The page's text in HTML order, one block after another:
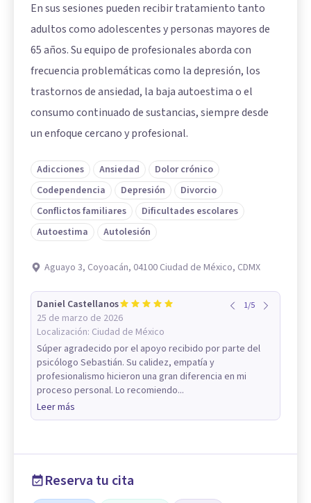
En sus sesiones pueden recibir tratamiento tanto
adultos como adolescentes y personas mayores de
65 años. Su equipo de profesionales aborda con
frecuencia problemáticas como la depresión, los
trastornos de ansiedad, la baja autoestima o el
consumo continuado de sustancias, siempre desde
un enfoque cercano y profesional.
Adicciones Ansiedad
Dolor crónico
Codependencia
Depresión
Divorcio
Conflictos familiares
Dificultades escolares
Autoestima
Autolesión
Aguayo 3, Coyoacán, 04100 Ciudad de México, CDMX
Daniel Castellanos
25 de marzo de 2026
Localización: Ciudad de México
1/5
Súper agradecido por el apoyo recibido por parte del
psicólogo Sebastián. Su calidez, empatía y
profesionalismo hicieron una gran diferencia en mi
proceso personal. Lo recomiendo...
Leer más
Reserva tu cita